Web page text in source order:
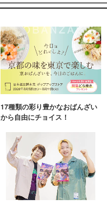
17種類の彩り豊かなおばんざい
から自由にチョイス！